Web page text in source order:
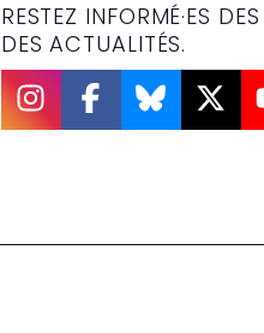
RESTEZ INFORMÉ·ES
DES ACTUALITÉS.